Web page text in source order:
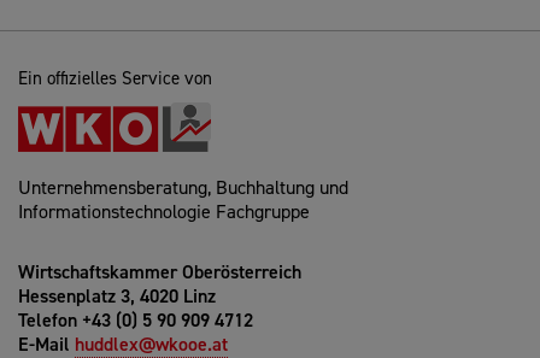
Ein offizielles Service von
Unternehmensberatung, Buchhaltung und
Informationstechnologie Fachgruppe
Wirtschaftskammer Oberösterreich
Hessenplatz 3, 4020 Linz
Telefon +43 (0) 5 90 909 4712
E-Mail huddlex@wkooe.at